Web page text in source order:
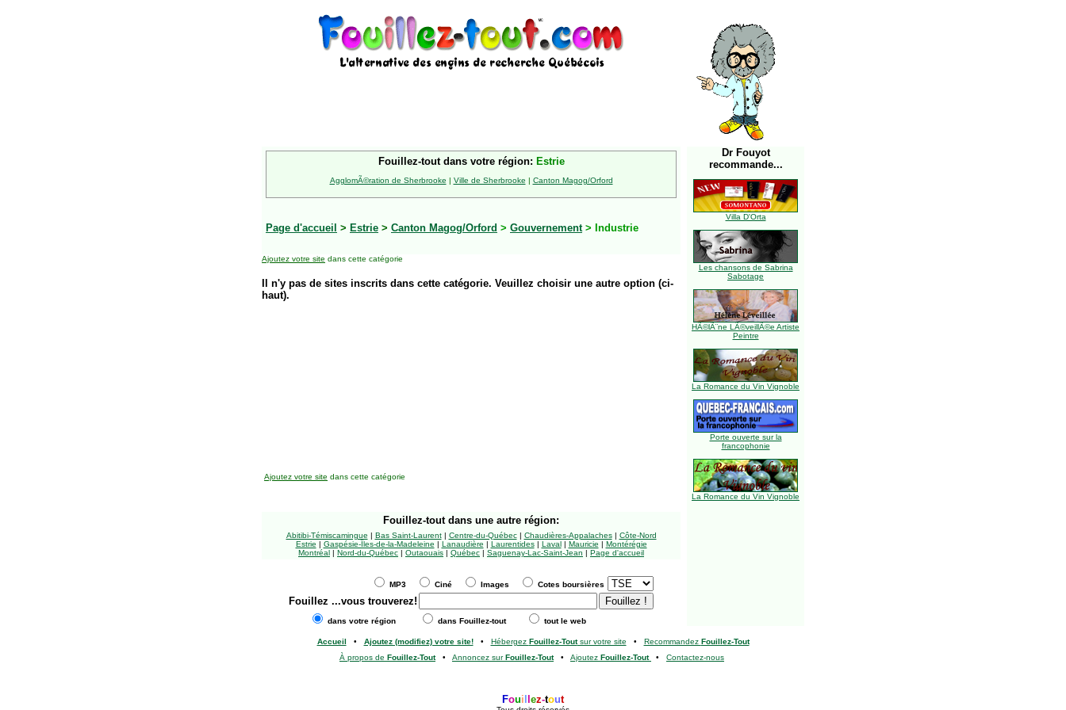
Fouillez-tout dans votre région: Estrie
AgglomÃ©ration de Sherbrooke | Ville de Sherbrooke | Canton Magog/Orford
Page d'accueil > Estrie > Canton Magog/Orford > Gouvernement> Industrie
Ajoutez votre site dans cette catégorie
Il n'y pas de sites inscrits dans cette catégorie. Veuillez choisir une autre option (ci-
haut).
Dr Fouyot
recommande...
Villa D'Orta
Les chansons de Sabrina
Sabotage
HÃ©lÃ¨ne LÃ©veillÃ©e Artiste
Peintre
La Romance du Vin Vignoble
Porte ouverte sur la
francophonie
La Romance du Vin Vignoble
Ajoutez votre site dans cette catégorie
Fouillez-tout dans une autre région:
Abitibi-Témiscamingue | Bas Saint-Laurent| Centre-du-Québec| Chaudières-Appalaches| Côte-Nord
Estrie | Gaspésie-Îles-de-la-Madeleine | Lanaudière | Laurentides| Laval| Mauricie | Montérégie
Montréal | Nord-du-Québec | Outaouais | Québec | Saguenay-Lac-Saint-Jean | Page d'accueil
MP3 Ciné Images Cotes boursières
Fouillez ...vous trouverez!
dans votre région dans Fouillez-tout tout le web
Accueil • Ajoutez (modifiez) votre site!• Hébergez Fouillez-Toutsur votre site • Recommandez Fouillez-Tout
À propos de Fouillez-Tout• Annoncez surFouillez-Tout• Ajoutez Fouillez-Tout • Contactez-nous
Foui ez-tout